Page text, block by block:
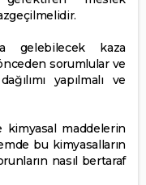
gelebilecek kaza
sorumlular ve
yapılmalı ve
maddelerin
bu kimyasalların
nasıl bertaraf